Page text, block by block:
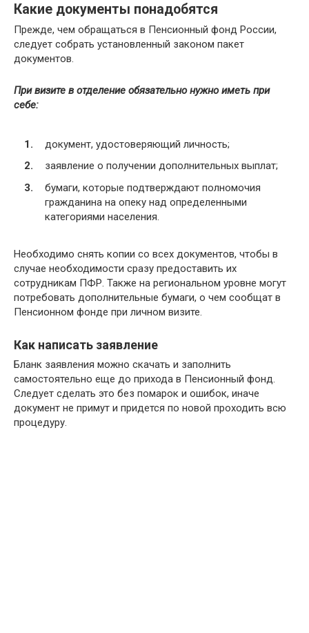
Какие документы понадобятся
Прежде, чем обращаться в Пенсионный фонд России,
следует собрать установленный законом пакет
документов.
При визите в отделение обязательно нужно иметь при
себе:
документ, удостоверяющий личность;
заявление о получении дополнительных выплат;
бумаги, которые подтверждают полномочия
гражданина на опеку над определенными
категориями населения.
Необходимо снять копии со всех документов, чтобы в
случае необходимости сразу предоставить их
сотрудникам ПФР. Также на региональном уровне могут
потребовать дополнительные бумаги, о чем сообщат в
Пенсионном фонде при личном визите.
Как написать заявление
Бланк заявления можно скачать и заполнить
самостоятельно еще до прихода в Пенсионный фонд.
Следует сделать это без помарок и ошибок, иначе
документ не примут и придется по новой проходить всю
процедуру.